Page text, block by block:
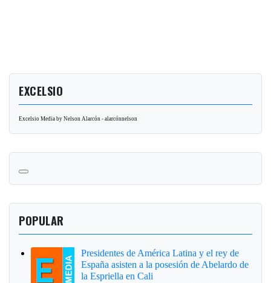
EXCELSIO
Excelsio Media by Nelson Alarcón - alarcónnelson
POPULAR
Presidentes de América Latina y el rey de
España asisten a la posesión de Abelardo de
la Espriella en Cali